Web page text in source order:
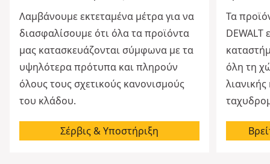
Λαμβάνουμε εκτεταμένα μέτρα για να
διασφαλίσουμε ότι όλα τα προϊόντα
μας κατασκευάζονται σύμφωνα με τα
υψηλότερα πρότυπα και πληρούν
όλους τους σχετικούς κανονισμούς
του κλάδου.
Σέρβις & Υποστήριξη
Τα
DEWALT
όλη τη